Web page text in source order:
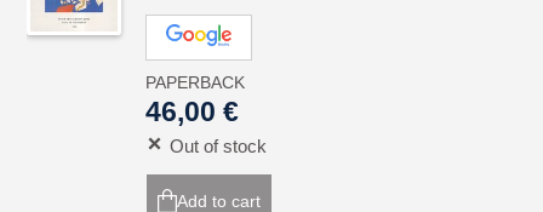
PAPERBACK
46,00 €
Out of stock
Add to cart